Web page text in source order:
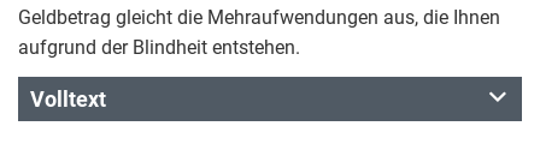
Geldbetrag gleicht die Mehraufwendungen aus, die Ihnen
aufgrund der Blindheit entstehen.
Volltext